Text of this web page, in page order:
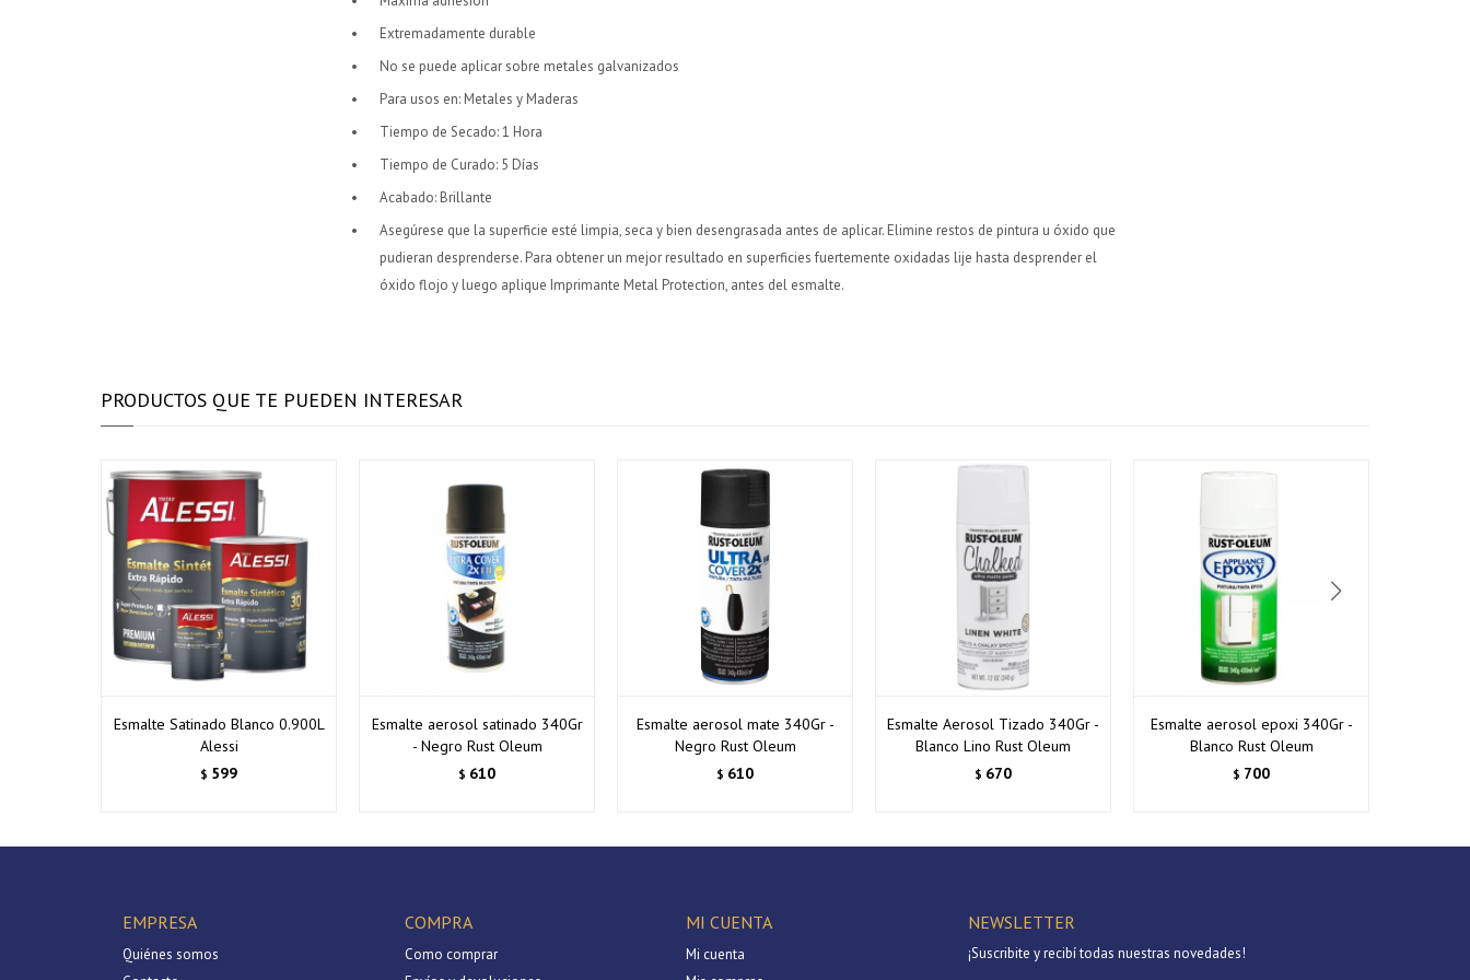
Extremadamente durable
No se puede aplicar sobre metales galvanizados
Para usos en: Metales y Maderas
Tiempo de Secado: 1 Hora
Tiempo de Curado: 5 Días
Acabado: Brillante
Asegúrese que la superficie esté limpia, seca y bien desengrasada antes de aplicar. Elimine restos de pintura u óxido que
pudieran desprenderse. Para obtener un mejor resultado en superficies fuertemente oxidadas lije hasta desprender el
óxido flojo y luego aplique Imprimante Metal Protection, antes del esmalte.
PRODUCTOS QUE TE PUEDEN INTERESAR
Esmalte Satinado Blanco 0.900L
Alessi
$ 599
Esmalte aerosol satinado 340Gr
- Negro Rust Oleum
$ 610
Esmalte aerosol mate 340Gr -
Negro Rust Oleum
$ 610
Esmalte Aerosol Tizado 340Gr -
Blanco Lino Rust Oleum
$ 670
Esmalte aerosol epoxi 340Gr -
Blanco Rust Oleum
$ 700
Día Mes
puede variar por comercio
EMPRESA
Quiénes somos
COMPRA
Como comprar
MI CUENTA
Mi cuenta
NEWSLETTER
¡Suscribite y recibí todas nuestras novedades!
Día Mes
puede variar por comercio